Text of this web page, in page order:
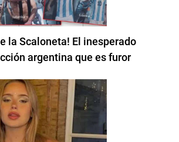
la Scaloneta! El inesperado
argentina que es furor